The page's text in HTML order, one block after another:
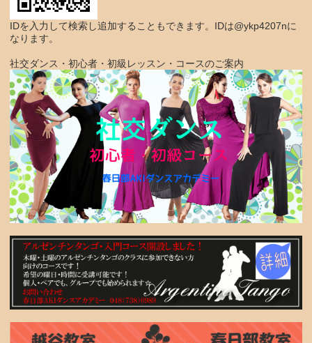
IDを入力して検索し追加することもできます。IDは@ykp4207nに
なります。
社交ダンス・初心者・初級レッスン・コースのご案内